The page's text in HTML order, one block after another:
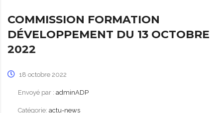
COMMISSION FORMATION
DÉVELOPPEMENT DU 13 OCTOBRE
2022
18 octobre 2022
Envoyé par : adminADP
Catégorie: actu-news